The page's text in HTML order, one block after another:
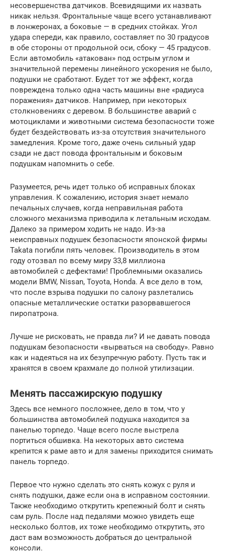
несовершенства датчиков. Всевидящими их назвать
никак нельзя. Фронтальные чаще всего устанавливают
в лонжеронах, а боковые — в средних стойках. Угол
удара спереди, как правило, составляет по 30 градусов
в обе стороны от продольной оси, сбоку — 45 градусов.
Если автомобиль «атакован» под острым углом и
значительной перемены линейного ускорения не было,
подушки не сработают. Будет тот же эффект, когда
повреждена только одна часть машины вне «радиуса
поражения» датчиков. Например, при некоторых
столкновениях с деревом. В большинстве аварий с
мотоциклами и животными система безопасности тоже
будет бездействовать из-за отсутствия значительного
замедления. Кроме того, даже очень сильный удар
сзади не даст повода фронтальным и боковым
подушкам напомнить о себе.
Разумеется, речь идет только об исправных блоках
управления. К сожалению, история знает немало
печальных случаев, когда неправильная работа
сложного механизма приводила к летальным исходам.
Далеко за примером ходить не надо. Из-за
неисправных подушек безопасности японской фирмы
Takata погибли пять человек. Производитель в этом
году отозвал по всему миру 33,8 миллиона
автомобилей с дефектами! Проблемными оказались
модели BMW, Nissan, Toyota, Honda. А все дело в том,
что после взрыва подушки по салону разлетались
опасные металлические остатки разорвавшегося
пиропатрона.
Лучше не рисковать, не правда ли? И не давать повода
подушкам безопасности «вырваться на свободу». Равно
как и надеяться на их безупречную работу. Пусть так и
хранятся в своем крахмале до полной утилизации.
Менять пассажирскую подушку
Здесь все немного посложнее, дело в том, что у
большинства автомобилей подушка находится за
панелью торпедо. Чаще всего после выстрела
портиться обшивка. На некоторых авто система
крепится к раме авто и для замены приходится снимать
панель торпедо.
Первое что нужно сделать это снять кожух с руля и
снять подушки, даже если она в исправном состоянии.
Также необходимо открутить крепежный болт и снять
сам руль. После над педалями можно увидеть еще
несколько болтов, их тоже необходимо открутить, это
даст вам возможность добраться до центральной
консоли.